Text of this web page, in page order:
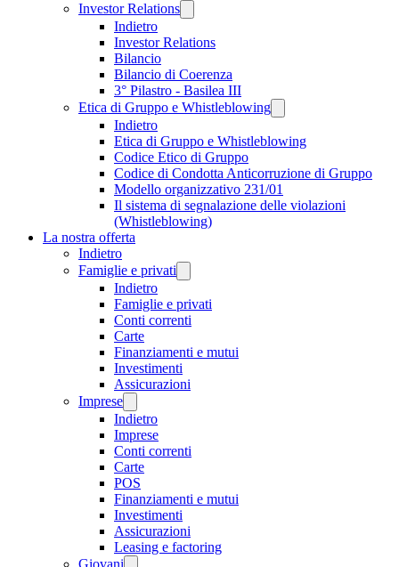
Investor Relations
Indietro
Investor Relations
Bilancio
Bilancio di Coerenza
3° Pilastro - Basilea III
Etica di Gruppo e Whistleblowing
Indietro
Etica di Gruppo e Whistleblowing
Codice Etico di Gruppo
Codice di Condotta Anticorruzione di Gruppo
Modello organizzativo 231/01
Il sistema di segnalazione delle violazioni
(Whistleblowing)
La nostra offerta
Indietro
Famiglie e privati
Indietro
Famiglie e privati
Conti correnti
Carte
Finanziamenti e mutui
Investimenti
Assicurazioni
Imprese
Indietro
Imprese
Conti correnti
Carte
POS
Finanziamenti e mutui
Investimenti
Assicurazioni
Leasing e factoring
Giovani